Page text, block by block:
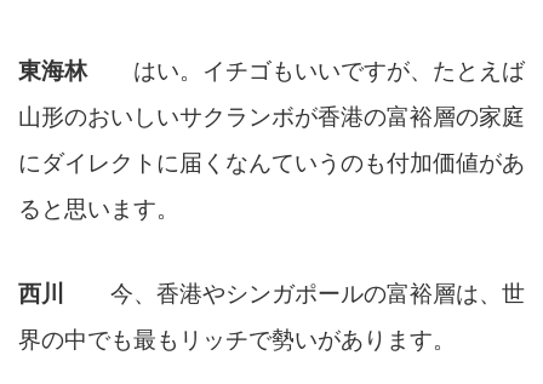
東海林はい。イチゴもいいですが、たとえば
山形のおいしいサクランボが香港の富裕層の家庭
にダイレクトに届くなんていうのも付加価値があ
ると思います。
西川 今、香港やシンガポールの富裕層は、世
界の中でも最もリッチで勢いがあります。